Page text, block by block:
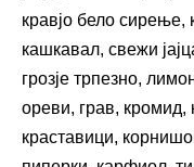
кравјо бело
кашкавал, свежи
грозје трпезно,
ореви, грав, кромид,
краставици,